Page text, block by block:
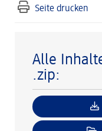
Seite drucken
Alle
.zip: